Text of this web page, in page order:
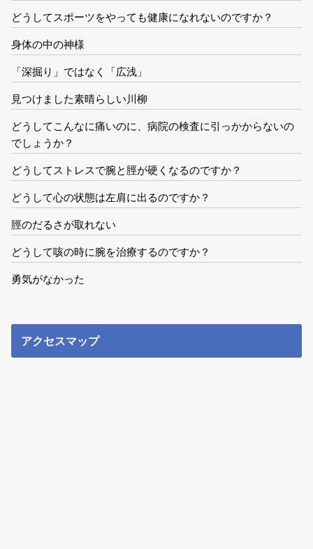
どうしてスポーツをやっても健康になれないのですか？
身体の中の神様
「深掘り」ではなく「広浅」
見つけました素晴らしい川柳
どうしてこんなに痛いのに、病院の検査に引っかからないの
でしょうか？
どうしてストレスで腕と脛が硬くなるのですか？
どうして心の状態は左肩に出るのですか？
脛のだるさが取れない
どうして咳の時に腕を治療するのですか？
勇気がなかった
アクセスマップ